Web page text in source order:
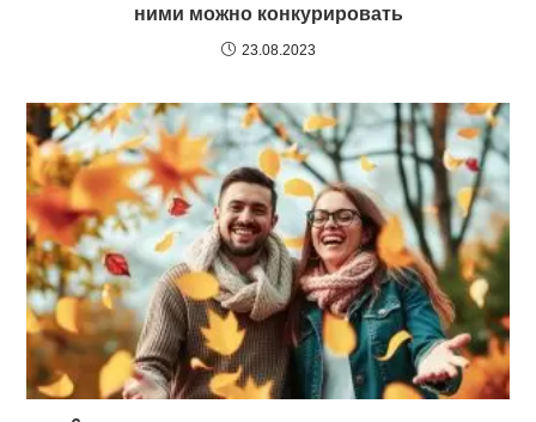
ними можно конкурировать
23.08.2023